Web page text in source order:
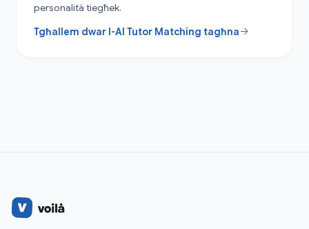
personalità tiegħek.
Tgħallem dwar l-AI Tutor Matching tagħna